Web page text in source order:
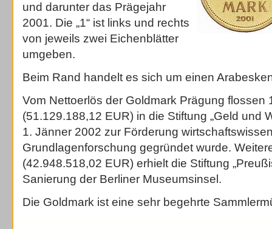
und darunter das Prägejahr
2001. Die „1“ ist links und rechts
von jeweils zwei Eichenblätter
umgeben.
Beim Rand handelt es sich um einen
Vom Nettoerlös der Goldmark Prägung flossen
(51.129.188,12 EUR) in die Stiftung „Geld und
1. Jänner 2002 zur Förderung
Grundlagenforschung gegründet wurde.
(42.948.518,02 EUR) erhielt die Stiftung
Sanierung der Berliner Museumsinsel.
Die Goldmark ist eine sehr begehrte